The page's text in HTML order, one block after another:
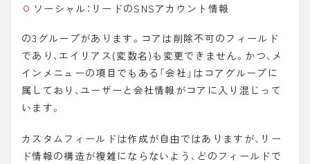
ソーシャル ：リードのSNSアカウント情報
の3グループがあります。コアは削除不可のフィールド
であり、エイリアス(変数名)も変更できません。かつ、メ
インメニューの項目でもある「会社」はコアグループに
属しており、ユーザーと会社情報がコアに入り混じって
います。
カスタムフィールドは作成が自由ではありますが、リー
ド情報の構造が複雑にならないよう、どのフィールドで